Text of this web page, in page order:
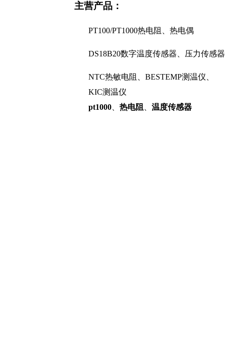
主营产品：
PT100/PT1000热电阻、热电偶
DS18B20数字温度传感器、压力传感器
NTC热敏电阻、BESTEMP测温仪、
KIC测温仪
pt1000
热电阻 温度传感器